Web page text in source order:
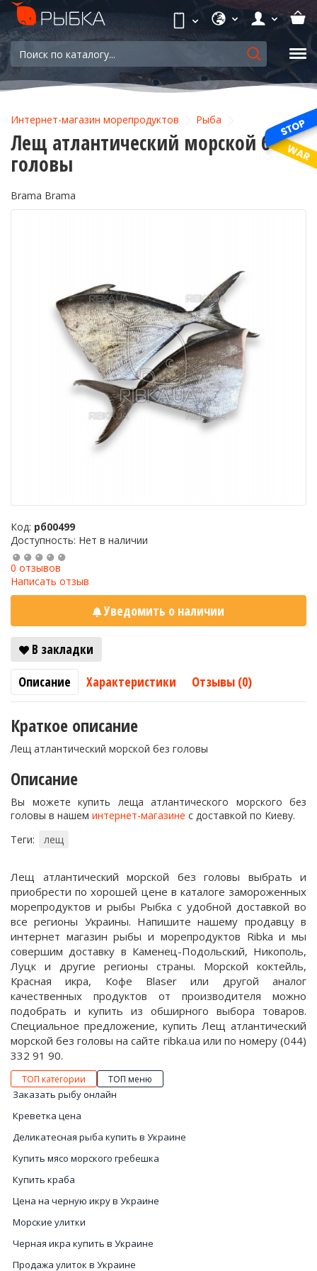
Интернет-магазин морепродуктов Рыба
Лещ атлантический морской без
головы
Brama Brama
Код: рб00499
Доступность: Нет в наличии
0 отзывов
Написать отзыв
Уведомить о наличии
В закладки
Описание
Характеристики Отзывы (0)
Краткое описание
Лещ атлантический морской без головы
Описание
Вы можете купить леща атлантического морского без
головы в нашем интернет-магазине с доставкой по Киеву.
Теги:
лещ
Лещ атлантический морской без головы выбрать и
приобрести по хорошей цене в каталоге замороженных
морепродуктов и рыбы Рыбка с удобной доставкой во
все регионы Украины. Напишите нашему продавцу в
интернет магазин рыбы и морепродуктов Ribka и мы
совершим доставку в Каменец-Подольский, Никополь,
Луцк и другие регионы страны. Морской коктейль,
Красная икра, Кофе Blaser или другой аналог
качественных продуктов от производителя можно
подобрать и купить из обширного выбора товаров.
Специальное предложение, купить Лещ атлантический
морской без головы на сайте ribka.ua или по номеру (044)
332 91 90.
ТОП категории ТОП меню
Заказать рыбу онлайн
Креветка цена
Деликатесная рыба купить в Украине
Купить мясо морского гребешка
Купить краба
Цена на черную икру в Украине
Морские улитки
Черная икра купить в Украине
Продажа улиток в Украине